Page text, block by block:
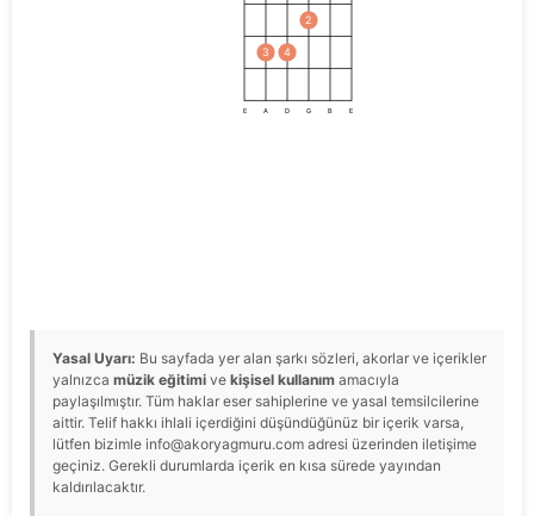
3 4
2
E A D G B E
Yasal Uyarı: Bu sayfada yer alan şarkı sözleri, akorlar ve içerikler
yalnızca müzik eğitimi ve kişisel kullanım amacıyla
paylaşılmıştır. Tüm haklar eser sahiplerine ve yasal temsilcilerine
aittir. Telif hakkı ihlali içerdiğini düşündüğünüz bir içerik varsa,
lütfen bizimle info@akoryagmuru.com adresi üzerinden iletişime
geçiniz. Gerekli durumlarda içerik en kısa sürede yayından
kaldırılacaktır.